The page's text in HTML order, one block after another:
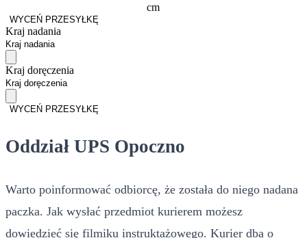
cm
WYCEŃ PRZESYŁKĘ
Kraj nadania
Kraj doręczenia
WYCEŃ PRZESYŁKĘ
Oddział UPS Opoczno
Warto poinformować odbiorcę, że została do niego nadana
paczka. Jak wysłać przedmiot kurierem możesz
dowiedzieć się filmiku instruktażowego. Kurier dba o